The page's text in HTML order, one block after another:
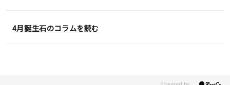
4月誕生石のコラムを読む